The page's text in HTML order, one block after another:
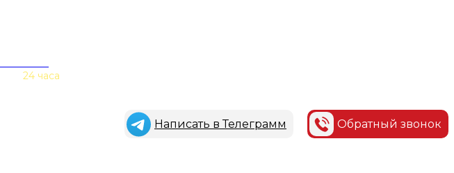
24 часа
Написать в Телеграмм Обратный звонок